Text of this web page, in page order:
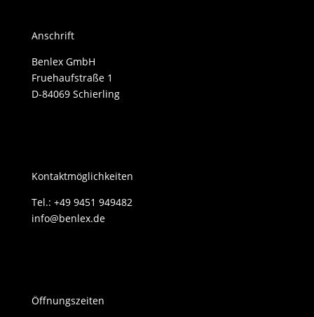
Anschrift
Benlex GmbH
Fruehaufstraße 1
D-84069 Schierling
Kontaktmöglichkeiten
Tel.: +49 9451 949482
info@benlex.de
Öffnungszeiten